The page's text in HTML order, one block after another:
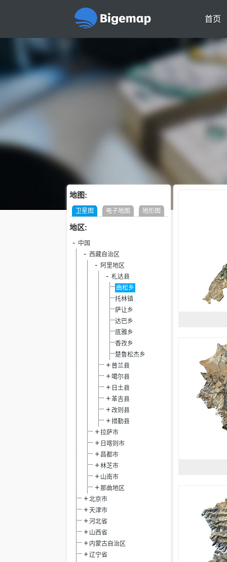
首页
地图:
卫星图 电子地图 地形图
地区:
中国
西藏自治区
阿里地区
札达县
曲松乡
托林镇
萨让乡
达巴乡
底雅乡
香孜乡
楚鲁松杰乡
普兰县
噶尔县
日土县
革吉县
改则县
措勤县
拉萨市
日喀则市
昌都市
林芝市
山南市
那曲地区
北京市
天津市
河北省
山西省
内蒙古自治区
辽宁省